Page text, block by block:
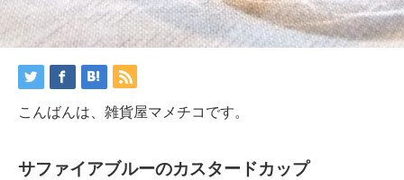
こんばんは、雑貨屋マメチコです。
サファイアブルーのカスタードカップ